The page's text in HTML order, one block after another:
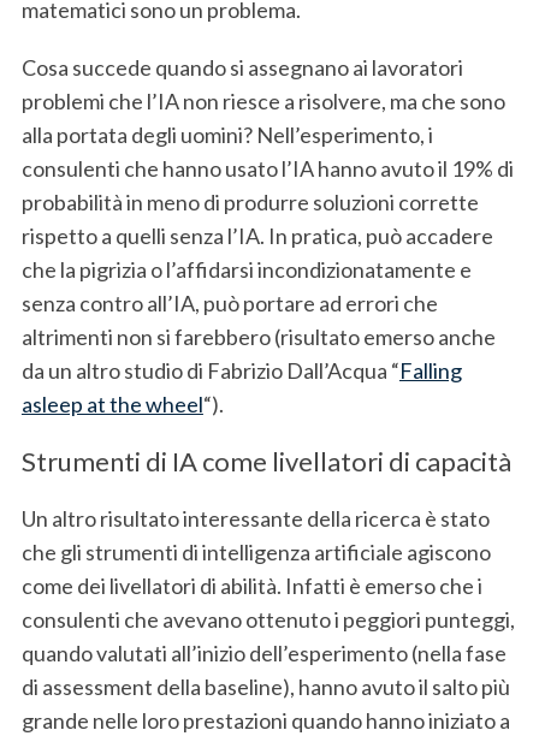
matematici sono un problema.
Cosa succede quando si assegnano ai lavoratori
problemi che l’IA non riesce a risolvere, ma che sono
alla portata degli uomini? Nell’esperimento, i
consulenti che hanno usato l’IA hanno avuto il 19% di
probabilità in meno di produrre soluzioni corrette
rispetto a quelli senza l’IA. In pratica, può accadere
che la pigrizia o l’affidarsi incondizionatamente e
senza contro all’IA, può portare ad errori che
altrimenti non si farebbero (risultato emerso anche
da un altro studio di Fabrizio Dall’Acqua “Falling
asleep at the wheel“).
Strumenti di IA come livellatori di capacità
Un altro risultato interessante della ricerca è stato
che gli strumenti di intelligenza artificiale agiscono
come dei livellatori di abilità. Infatti è emerso che i
consulenti che avevano ottenuto i peggiori punteggi,
quando valutati all’inizio dell’esperimento (nella fase
di assessment della baseline), hanno avuto il salto più
grande nelle loro prestazioni quando hanno iniziato a
o
r
: